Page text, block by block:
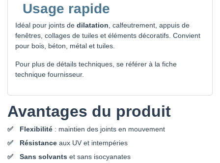
Usage rapide
Idéal pour joints de dilatation , calfeutrement, appuis de
fenêtres, collages de tuiles et éléments décoratifs. Convient
pour bois, béton, métal et tuiles.
Pour plus de détails techniques, se référer à la fiche
technique fournisseur.
Avantages du produit
Flexibilité : maintien des joints en mouvement
Résistance aux UV et intempéries
Sans solvants et sans isocyanates